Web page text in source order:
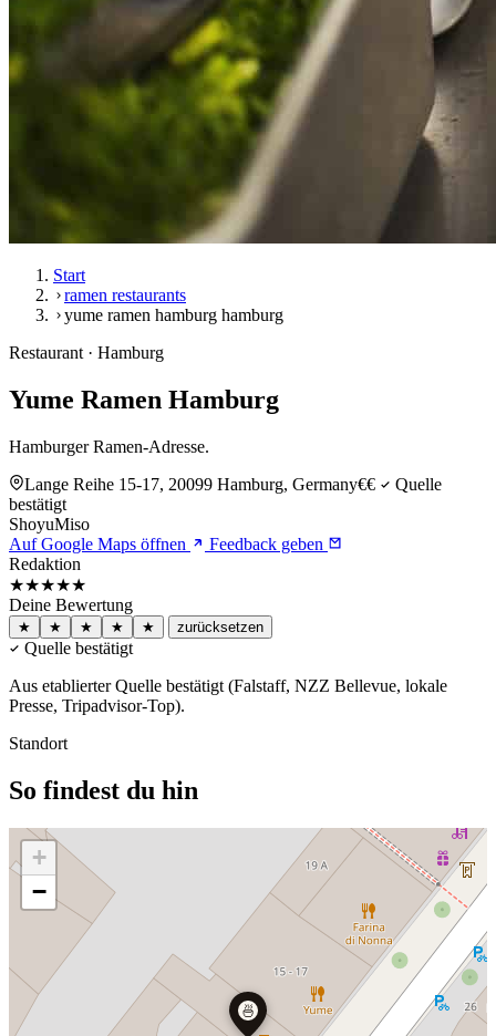
Start
ramen restaurants
yume ramen hamburg hamburg
Restaurant · Hamburg
Yume Ramen Hamburg
Hamburger Ramen-Adresse.
Lange Reihe 15-17, 20099 Hamburg, Germany€€
Quelle
bestätigt
ShoyuMiso
Auf Google Maps öffnen
Feedback geben
Redaktion
★★★★★
Deine Bewertung
★ ★ ★ ★ ★ zurücksetzen
Quelle bestätigt
Aus etablierter Quelle bestätigt (Falstaff, NZZ Bellevue, lokale
Presse, Tripadvisor-Top).
Standort
So findest du hin
🍜
+
−